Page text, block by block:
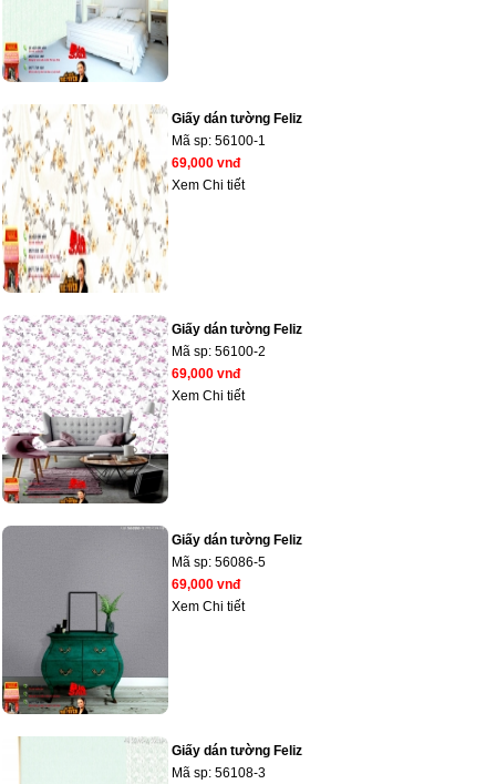
Giấy dán tường Feliz
Mã sp: 56100-1
69,000 vnđ
Xem Chi tiết
Giấy dán tường Feliz
Mã sp: 56100-2
69,000 vnđ
Xem Chi tiết
Giấy dán tường Feliz
Mã sp: 56086-5
69,000 vnđ
Xem Chi tiết
Giấy dán tường Feliz
Mã sp: 56108-3